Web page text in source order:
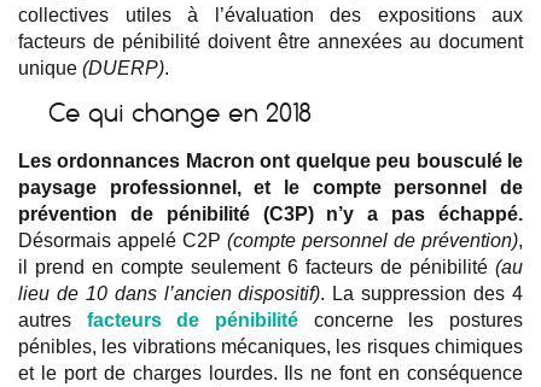
collectives utiles à l’évaluation des expositions aux
facteurs de pénibilité doivent être annexées au document
unique (DUERP).
Ce qui change en 2018
Les ordonnances Macron ont quelque peu bousculé le
paysage professionnel, et le compte personnel de
prévention de pénibilité (C3P) n’y a pas échappé.
Désormais appelé C2P (compte personnel de prévention),
il prend en compte seulement 6 facteurs de pénibilité (au
lieu de 10 dans l’ancien dispositif). La suppression des 4
autres facteurs de pénibilité concerne les postures
pénibles, les vibrations mécaniques, les risques chimiques
et le port de charges lourdes. Ils ne font en conséquence